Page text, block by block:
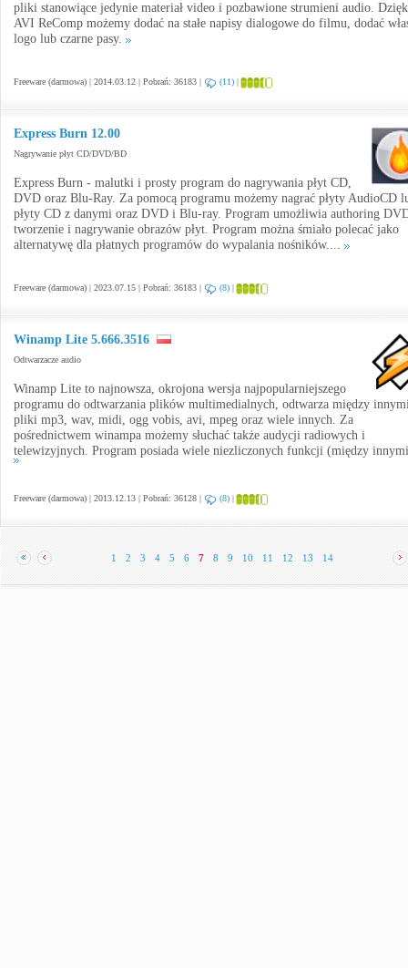
pliki stanowiące jedynie materiał video i pozbawione strumieni audio.
AVI ReComp możemy dodać na stałe napisy dialogowe do filmu, dodać
logo lub czarne pasy.
Freeware (darmowa) | 2014.03.12 | Pobrań: 36183 | (11) |
Express Burn 12.00
Nagrywanie płyt CD/DVD/BD
Express Burn - malutki i prosty program do nagrywania płyt CD,
DVD oraz Blu-Ray. Za pomocą programu możemy nagrać płyty AudioCD
płyty CD z danymi oraz DVD i Blu-ray. Program umożliwia authoring
tworzenie i nagrywanie obrazów płyt. Program można śmiało polecać jako
alternatywę dla płatnych programów do wypalania nośników....
Freeware (darmowa) | 2023.07.15 | Pobrań: 36183 | (8) |
Winamp Lite 5.666.3516
Odtwarzacze audio
Winamp Lite to najnowsza, okrojona wersja najpopularniejszego
programu do odtwarzania plików multimedialnych, odtwarza między
pliki mp3, wav, midi, ogg vobis, avi, mpeg oraz wiele innych. Za
pośrednictwem winampa możemy słuchać także audycji radiowych i
telewizyjnych. Program posiada wiele niezliczonych funkcji (między
Freeware (darmowa) | 2013.12.13 | Pobrań: 36128 | (8) |
1 2 3 4 5 6 7 8 9 10 11 12 13 14